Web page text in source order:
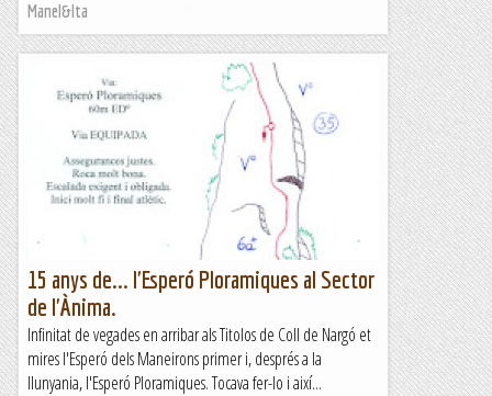
Manel&Ita
15 anys de... l'Esperó Ploramiques al Sector
de l'Ànima.
Infinitat de vegades en arribar als Titolos de Coll de Nargó et
mires l'Esperó dels Maneirons primer i, després a la
llunyania, l'Esperó Ploramiques. Tocava fer-lo i així...